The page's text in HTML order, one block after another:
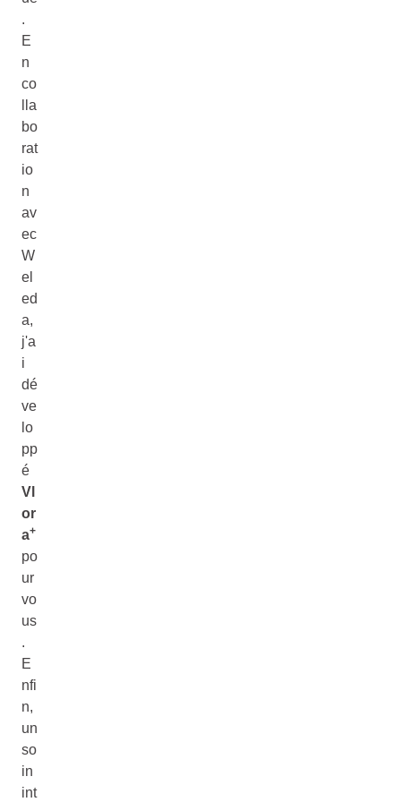
.
E
n
co
lla
bo
rat
io
n
av
ec
W
el
ed
a,
j'a
i
dé
ve
lo
pp
é
Vl
or
a+
po
ur
vo
us
.
E
nfi
n,
un
so
in
int